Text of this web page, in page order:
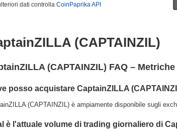
dati controlla CoinPaprika API
(CAPTAINZIL)
(CAPTAINZIL) FAQ –
posso acquistare CaptainZILLA
(CAPTAINZIL) è ampiamente disponibile sugli
è l'attuale volume di trading giornaliero di